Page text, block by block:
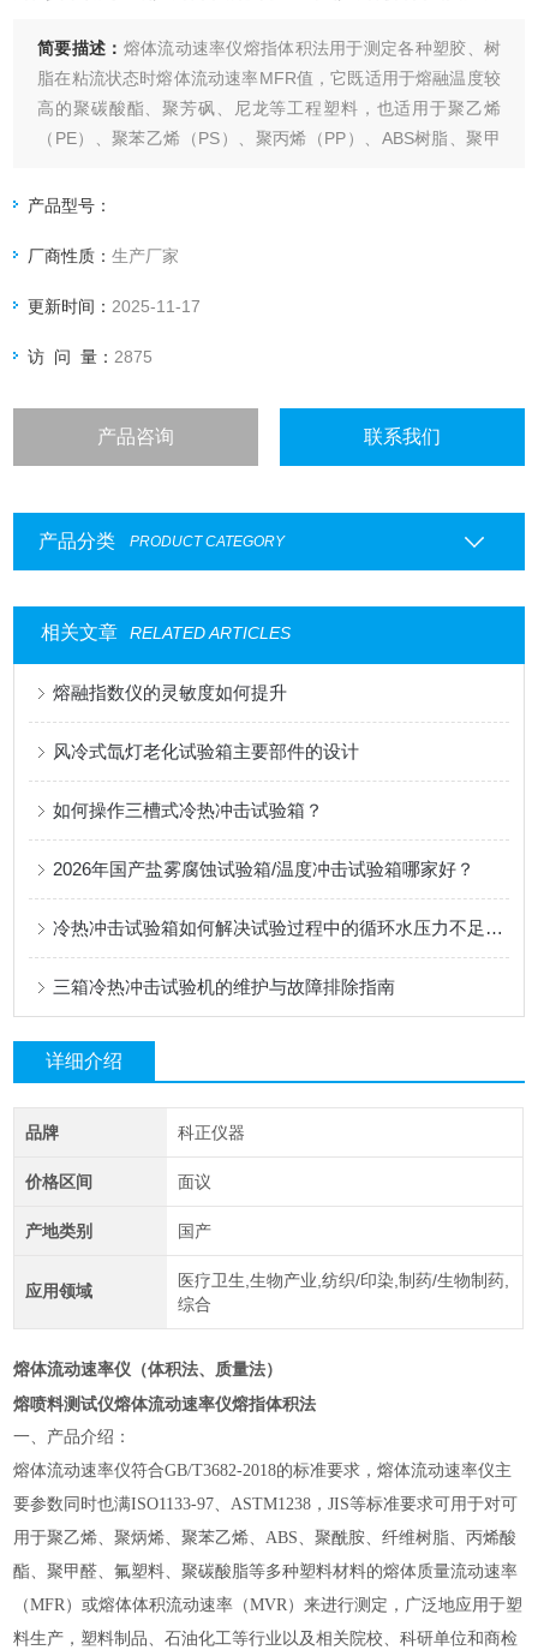
简要描述： 熔体流动速率仪熔指体积法用于测定各种塑胶、树
脂在粘流状态时熔体流动速率MFR值，它既适用于熔融温度较
高的聚碳酸酯、聚芳砜、尼龙等工程塑料，也适用于聚乙烯
（PE）、聚苯乙烯（PS）、聚丙烯（PP）、ABS树脂、聚甲
试，广泛地应用于塑料生产，塑料制品、石油化工等行业以及
仪熔指体积法
产品型号：
厂商性质：生产厂家
更新时间： 2025-11-17
访 问 量： 2875
产品咨询 联系我们
产品分类 PRODUCT CATEGORY
相关文章 RELATED ARTICLES
熔融指数仪的灵敏度如何提升
风冷式氙灯老化试验箱主要部件的设计
如何操作三槽式冷热冲击试验箱？
2026年国产盐雾腐蚀试验箱/温度冲击试验箱哪家好？
冷热冲击试验箱如何解决试验过程中的循环水压力不足现象
三箱冷热冲击试验机的维护与故障排除指南
详细介绍
品牌 科正仪器
价格区间 面议
产地类别 国产
应用领域
医疗卫生,生物产业,纺织/印染,制药/生物制药,
综合
熔体流动速率仪（体积法、质量法）
熔喷料测试仪熔体流动速率仪熔指体积法
一、产品介绍：
熔体流动速率仪符合GB/T3682-2018的标准要求，熔体流动速率仪主
要参数同时也满ISO1133-97、ASTM1238，JIS等标准要求可用于对可
用于聚乙烯、聚炳烯、聚苯乙烯、ABS、聚酰胺、纤维树脂、丙烯酸
酯、聚甲醛、氟塑料、聚碳酸脂等多种塑料材料的熔体质量流动速率
（MFR）或熔体体积流动速率（MVR）来进行测定，广泛地应用于塑
料生产，塑料制品、石油化工等行业以及相关院校、科研单位和商检